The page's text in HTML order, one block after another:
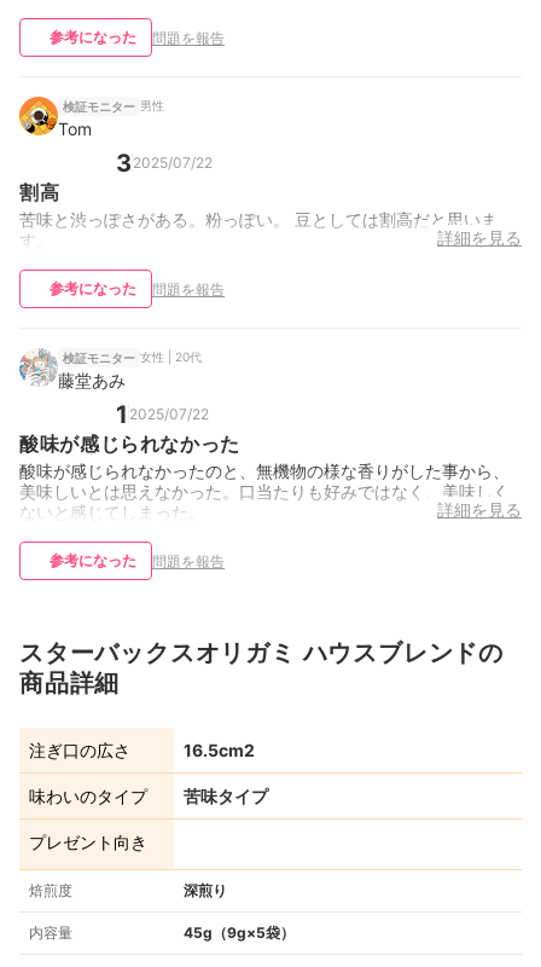
参考になった 問題を報告
検証モニター 男性
Tom
3 2025/07/22
割高
苦味と渋っぽさがある。粉っぽい。 豆としては割高だと思いま
す。
詳細を見る
参考になった 問題を報告
検証モニター 女性 | 20代
藤堂あみ
1 2025/07/22
酸味が感じられなかった
酸味が感じられなかったのと、無機物の様な香りがした事から、
美味しいとは思えなかった。口当たりも好みではなく、美味しく
ないと感じてしまった。
詳細を見る
参考になった 問題を報告
スターバックスオリガミ ハウスブレンドの
商品詳細
注ぎ口の広さ 16.5cm2
味わいのタイプ 苦味タイプ
プレゼント向き
焙煎度 深煎り
内容量 45g（9g×5袋）